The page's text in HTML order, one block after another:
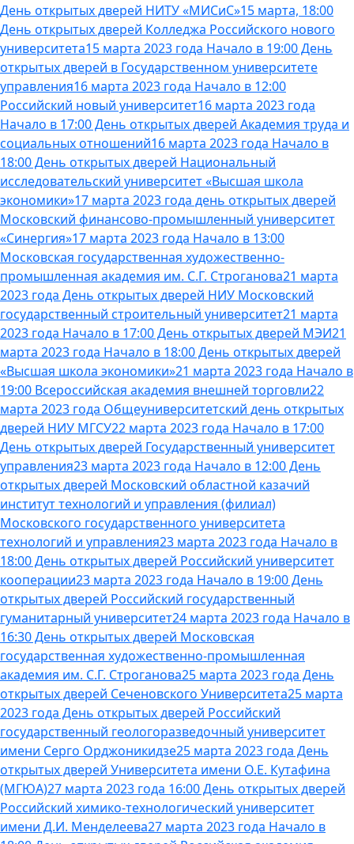
День открытых дверей НИТУ «МИСиС»15 марта, 18:00
День открытых дверей Колледжа Российского нового
университета15 марта 2023 года Начало в 19:00 День
открытых дверей в Государственном университете
управления16 марта 2023 года Начало в 12:00
Российский новый университет16 марта 2023 года
Начало в 17:00 День открытых дверей Академия труда и
социальных отношений16 марта 2023 года Начало в
18:00 День открытых дверей Национальный
исследовательский университет «Высшая школа
экономики»17 марта 2023 года день открытых дверей
Московский финансово-промышленный университет
«Синергия»17 марта 2023 года Начало в 13:00
Московская государственная художественно-
промышленная академия им. С.Г. Строганова21 марта
2023 года День открытых дверей НИУ Московский
государственный строительный университет21 марта
2023 года Начало в 17:00 День открытых дверей МЭИ21
марта 2023 года Начало в 18:00 День открытых дверей
«Высшая школа экономики»21 марта 2023 года Начало в
19:00 Всероссийская академия внешней торговли22
марта 2023 года Общеуниверситетский день открытых
дверей НИУ МГСУ22 марта 2023 года Начало в 17:00
День открытых дверей Государственный университет
управления23 марта 2023 года Начало в 12:00 День
открытых дверей Московский областной казачий
институт технологий и управления (филиал)
Московского государственного университета
технологий и управления23 марта 2023 года Начало в
18:00 День открытых дверей Российский университет
кооперации23 марта 2023 года Начало в 19:00 День
открытых дверей Российский государственный
гуманитарный университет24 марта 2023 года Начало в
16:30 День открытых дверей Московская
государственная художественно-промышленная
академия им. С.Г. Строганова25 марта 2023 года День
открытых дверей Сеченовского Университета25 марта
2023 года День открытых дверей Российский
государственный геологоразведочный университет
имени Серго Орджоникидзе25 марта 2023 года День
открытых дверей Университета имени О.Е. Кутафина
(МГЮА)27 марта 2023 года 16:00 День открытых дверей
Российский химико-технологический университет
имени Д.И. Менделеева27 марта 2023 года Начало в